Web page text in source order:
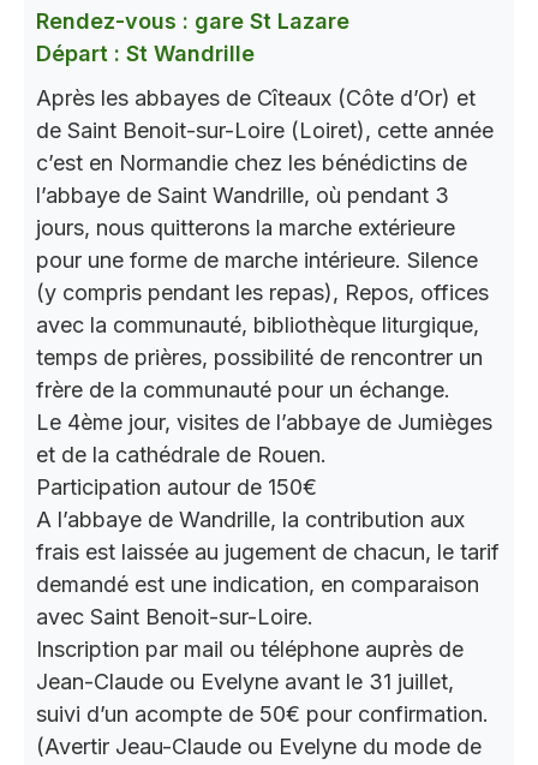
Rendez-vous : gare St Lazare
Départ : St Wandrille
Après les abbayes de Cîteaux (Côte d’Or) et
de Saint Benoit-sur-Loire (Loiret), cette année
c’est en Normandie chez les bénédictins de
l’abbaye de Saint Wandrille, où pendant 3
jours, nous quitterons la marche extérieure
pour une forme de marche intérieure. Silence
(y compris pendant les repas), Repos, offices
avec la communauté, bibliothèque liturgique,
temps de prières, possibilité de rencontrer un
frère de la communauté pour un échange.
Le 4ème jour, visites de l’abbaye de Jumièges
et de la cathédrale de Rouen.
Participation autour de 150€
A l’abbaye de Wandrille, la contribution aux
frais est laissée au jugement de chacun, le tarif
demandé est une indication, en comparaison
avec Saint Benoit-sur-Loire.
Inscription par mail ou téléphone auprès de
Jean-Claude ou Evelyne avant le 31 juillet,
suivi d’un acompte de 50€ pour confirmation.
(Avertir Jeau-Claude ou Evelyne du mode de